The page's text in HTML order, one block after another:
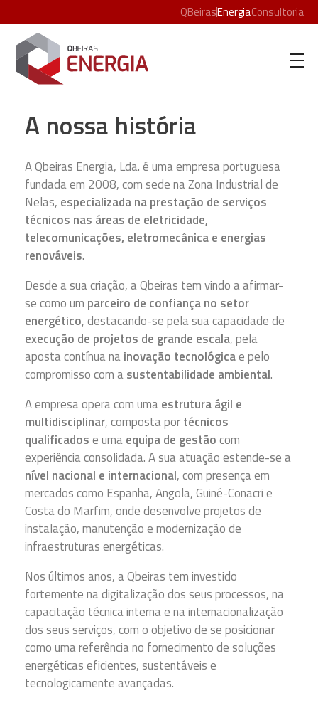
QBeirasEnergiaConsultoria
Qbeiras Energia
A nossa história
A Qbeiras Energia, Lda. é uma empresa portuguesa
fundada em 2008, com sede na Zona Industrial de
Nelas, especializada na prestação de serviços
técnicos nas áreas de eletricidade,
telecomunicações, eletromecânica e energias
renováveis.
Desde a sua criação, a Qbeiras tem vindo a afirmar-
se como um parceiro de confiança no setor
energético, destacando-se pela sua capacidade de
execução de projetos de grande escala, pela
aposta contínua nainovação tecnológicae pelo
compromisso com asustentabilidade ambiental.
A empresa opera com umaestrutura ágil e
multidisciplinar, composta portécnicos
qualificadose umaequipa de gestãocom
experiência consolidada. A sua atuação estende-se a
nível nacional e internacional, com presença em
mercados como Espanha, Angola, Guiné-Conacri e
Costa do Marfim, onde desenvolve projetos de
instalação, manutenção e modernização de
infraestruturas energéticas.
Nos últimos anos, a Qbeiras tem investido
fortemente na digitalização dos seus processos, na
capacitação técnica interna e na internacionalização
dos seus serviços, com o objetivo de se posicionar
como uma referência no fornecimento de soluções
energéticas eficientes, sustentáveis e
tecnologicamente avançadas.